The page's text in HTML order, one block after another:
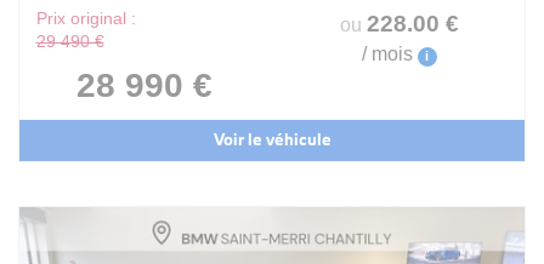
Prix original :
29 490 €
28 990 €
ou 228.00 €
/ mois i
Voir le véhicule